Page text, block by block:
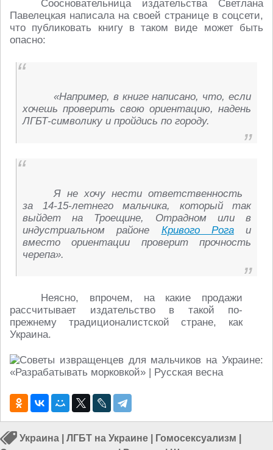
Соосновательница издательства Светлана
Павелецкая написала на своей странице в соцсети,
что публиковать книгу в таком виде может быть
опасно:
«Например, в книге написано, что, если
хочешь проверить свою ориентацию, надень
ЛГБТ-символику и пройдись по городу.
Я не хочу нести ответственность
за 14-15-летнего мальчика, который так
выйдет на Троещине, Отрадном или в
индустриальном районе Кривого Рогаи
вместо ориентации проверит прочность
черепа».
Неясно, впрочем, на какие продажи
рассчитывает издательство в такой по-
прежнему традиционалистской стране, как
Украина.
Украина ЛГБТ на Украине Гомосексуализм